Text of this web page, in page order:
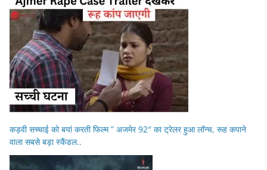
कड़वी सच्चाई को बयां करती फिल्म ” अजमेर 92″ का ट्रेलर हुआ लॉन्च, रूह कपाने
वाला सबसे बड़ा स्कैंडल..